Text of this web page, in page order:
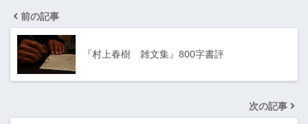
前の記事
『村上春樹 雑文集』800字書評
次の記事